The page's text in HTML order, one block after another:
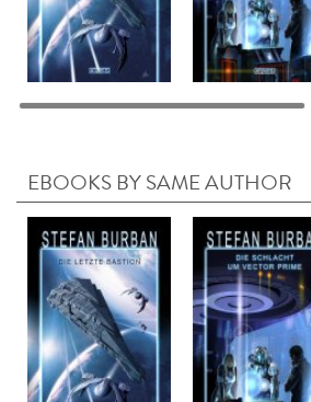
EBOOKS BY SAME AUTHOR